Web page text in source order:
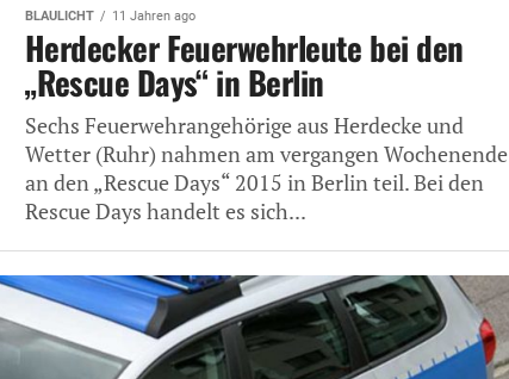
BLAULICHT 11 Jahren ago
Herdecker Feuerwehrleute bei den
„Rescue Days“ in Berlin
Sechs Feuerwehrangehörige aus Herdecke und
Wetter (Ruhr) nahmen am vergangen Wochenende
an den „Rescue Days“ 2015 in Berlin teil. Bei den
Rescue Days handelt es sich...